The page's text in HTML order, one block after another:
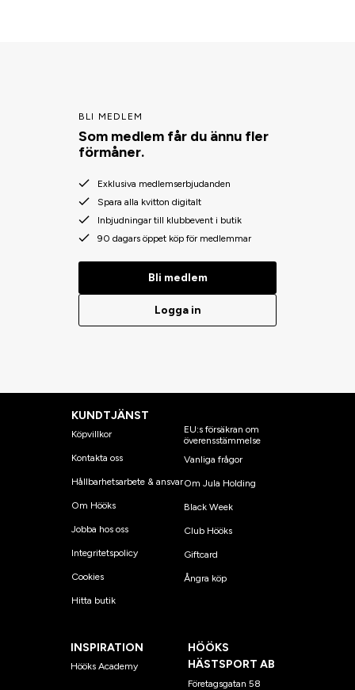
BLI MEDLEM
Som medlem får du ännu fler
förmåner.
Exklusiva medlemserbjudanden
Spara alla kvitton digitalt
Inbjudningar till klubbevent i butik
90 dagars öppet köp för medlemmar
Bli medlem
Logga in
KUNDTJÄNST
Köpvillkor
Kontakta oss
Hållbarhetsarbete & ansvar
Om Hööks
Jobba hos oss
Integritetspolicy
Cookies
Hitta butik
EU:s försäkran om
överensstämmelse
Vanliga frågor
Om Jula Holding
Black Week
Club Hööks
Giftcard
Ångra köp
INSPIRATION
Hööks Academy
HÖÖKS
HÄSTSPORT AB
Företagsgatan 58